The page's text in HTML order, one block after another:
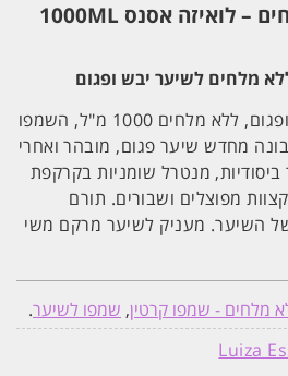
שמפו שיקום ללא מלחים – לואיזה אסנס 1000ML
מלחים לשיער יבש ופגום
שמפו לואיזה לשיער יבש ופגום, ללא מלחים 1000 מ"ל, השמפו
מחדש שיער פגום, מובהר ואחרי
מנטרל שומניות בקרקפת
מפוצלים ושבורים. תורם
השיער. מעניק לשיער מרקם משי
מלחים - שמפו קרטין, שמפו לשיער.